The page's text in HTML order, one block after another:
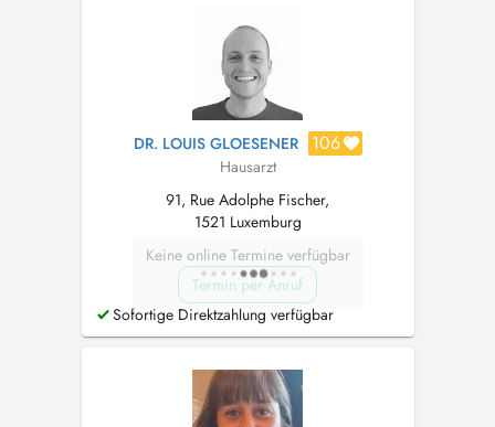
DR. LOUIS GLOESENER 106
Hausarzt
91, Rue Adolphe Fischer,
1521 Luxemburg
Keine online Termine verfügbar
Termin per Anruf
Sofortige Direktzahlung verfügbar